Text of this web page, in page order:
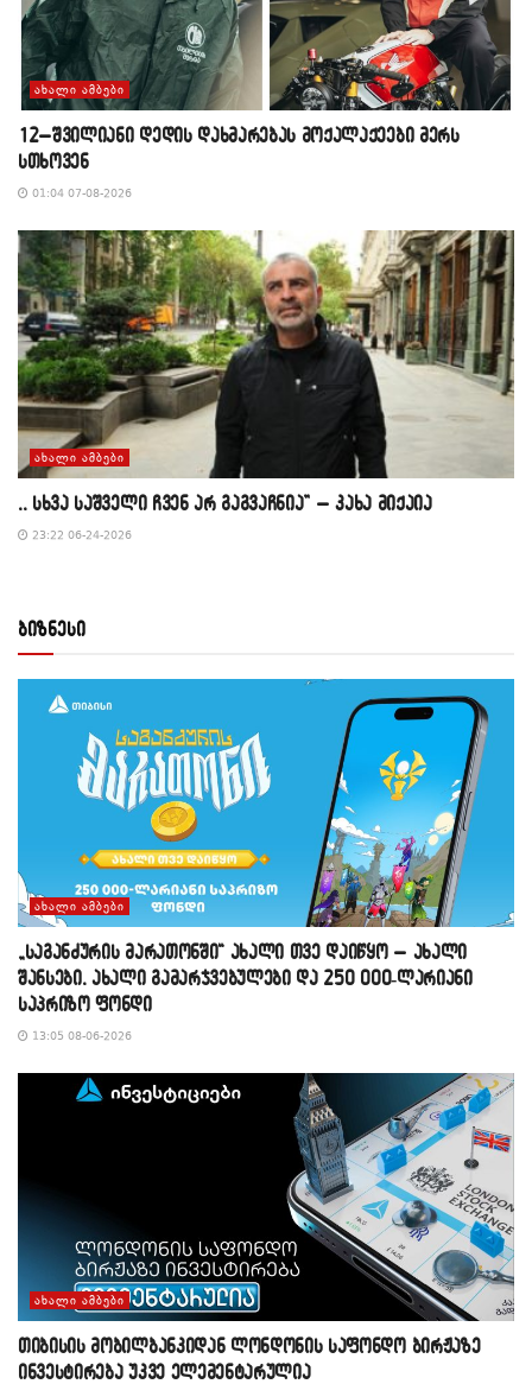
ᲐᲮᲐᲚᲘ ᲐᲛᲑᲔᲑᲘ
12–შვილიანი დედის დახმარებას მოქალაქეები მერს
სთხოვენ
01:04 07-08-2026
ᲐᲮᲐᲚᲘ ᲐᲛᲑᲔᲑᲘ
,, სხვა საშველი ჩვენ არ გაგვაჩნია” – კახა მიქაია
23:22 06-24-2026
ბიზნესი
ᲐᲮᲐᲚᲘ ᲐᲛᲑᲔᲑᲘ
„საგანძურის მარათონში“ ახალი თვე დაიწყო – ახალი
შანსები, ახალი გამარჯვებულები და 250 000-ლარიანი
საპრიზო ფონდი
13:05 08-06-2026
ᲐᲮᲐᲚᲘ ᲐᲛᲑᲔᲑᲘ
თიბისის მობილბანკიდან ლონდონის საფონდო ბირჟაზე
ინვესტირება უკვე ელემენტარულია